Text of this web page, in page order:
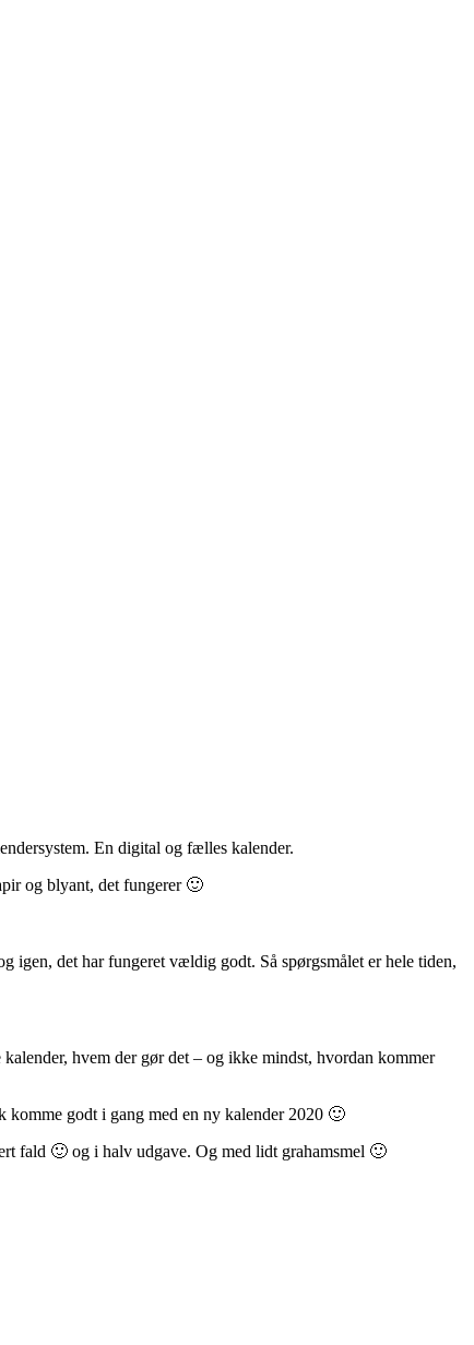
En digital og fælles kalender.
og blyant, det fungerer 🙂
igen, det har fungeret vældig godt. Så spørgsmålet er hele tiden,
hvem der gør det – og ikke mindst, hvordan kommer
komme godt i gang med en ny kalender 2020 🙂
fald 🙂 og i halv udgave. Og med lidt grahamsmel 🙂